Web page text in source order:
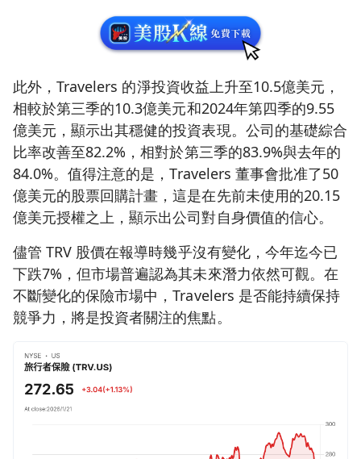
此外，Travelers 的淨投資收益上升至10.5億美元，
相較於第三季的10.3億美元和2024年第四季的9.55
億美元，顯示出其穩健的投資表現。公司的基礎綜合
比率改善至82.2%，相對於第三季的83.9%與去年的
84.0%。值得注意的是，Travelers 董事會批准了50
億美元的股票回購計畫，這是在先前未使用的20.15
億美元授權之上，顯示出公司對自身價值的信心。
儘管 TRV 股價在報導時幾乎沒有變化，今年迄今已
下跌7%，但市場普遍認為其未來潛力依然可觀。在
不斷變化的保險市場中，Travelers 是否能持續保持
競爭力，將是投資者關注的焦點。